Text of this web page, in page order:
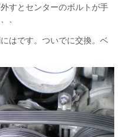
すとセンターのボルトが手
、
はです。ついでに交換。ベ